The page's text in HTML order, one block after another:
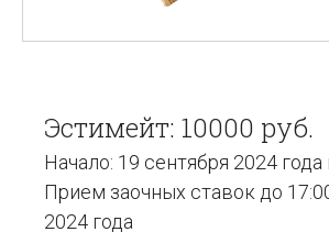
Эстимейт: 10000 руб.
Начало: 19 сентября 2024 года
Прием заочных ставок до
2024 года